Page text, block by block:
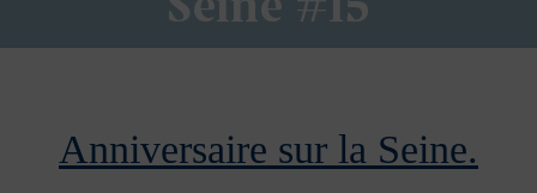
Anniversaire sur la Seine.